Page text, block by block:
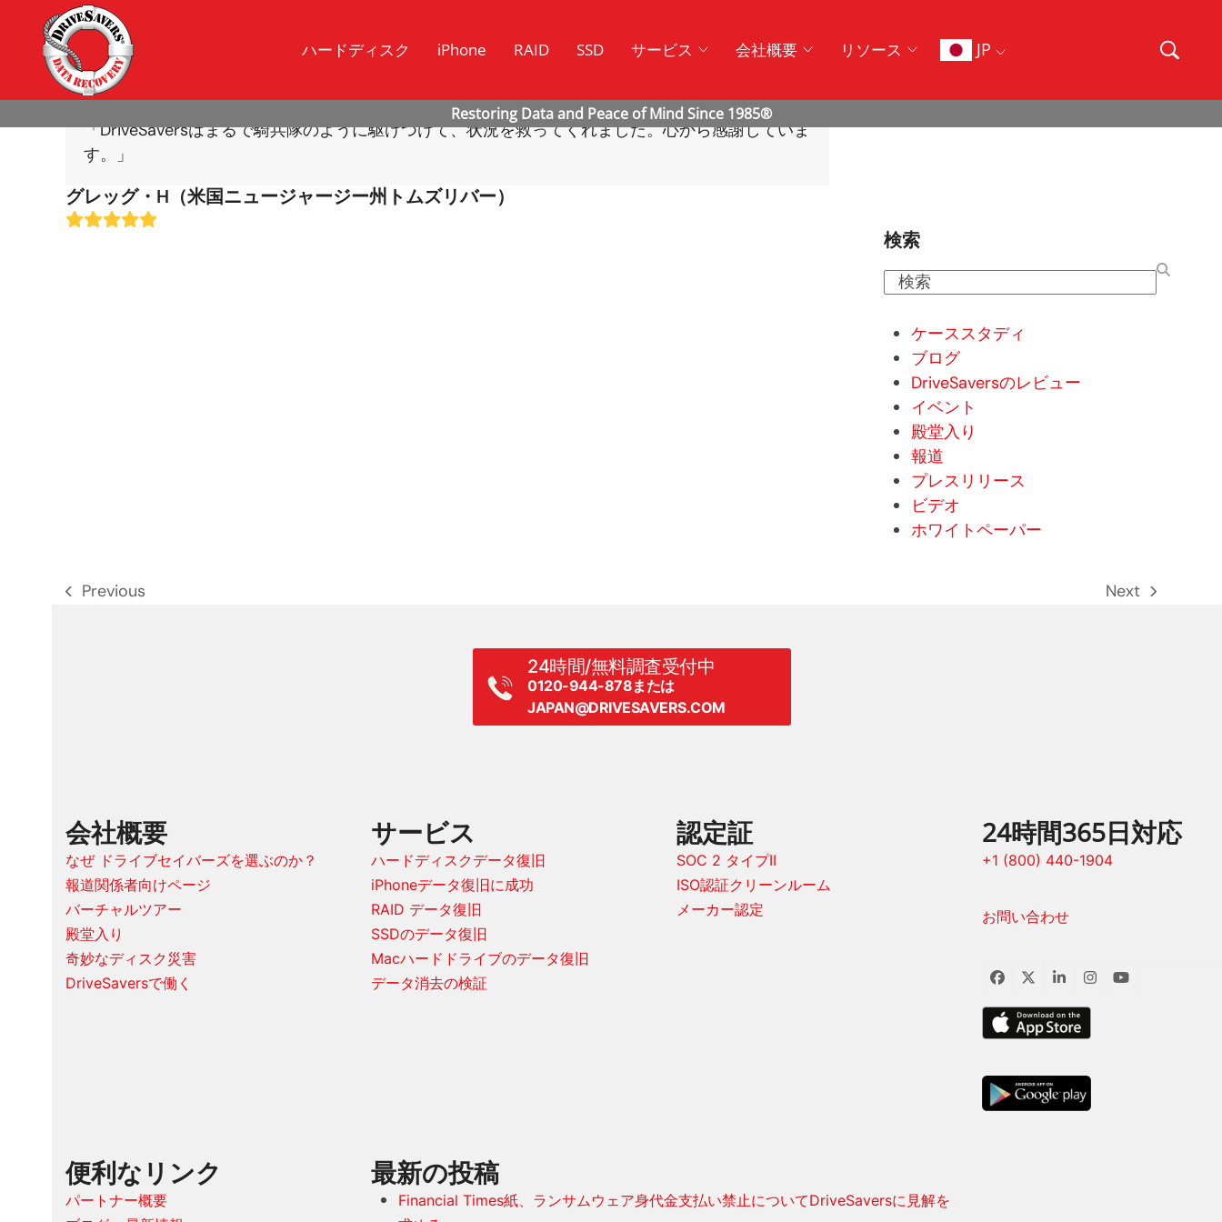
ハードディスク iPhone RAID SSD サービス 会社概要 リソース JP
「DriveSaversはまるで騎兵隊のように駆けつけて、状況を救ってくれました。心から感謝していま
す。」
グレッグ・H（米国ニュージャージー州トムズリバー）
Rating:
検索
検
ケーススタディ
ブログ
DriveSaversのレビュー
イベント
殿堂入り
報道
プレスリリース
ビデオ
ホワイトペーパー
前 Previous
次
Next
24時間/無料調査受付中
0120-944-878または
JAPAN@DRIVESAVERS.COM
会社概要
なぜ ドライブセイバーズを選ぶのか？
報道関係者向けページ
バーチャルツアー
殿堂入り
奇妙なディスク災害
DriveSaversで働く
サービス
ハードディスクデータ復旧
iPhoneデータ復旧に成功
RAID データ復旧
SSDのデータ復旧
Macハードドライブのデータ復旧
データ消去の検証
認定証
SOC 2 タイプII
ISO認証クリーンルーム
メーカー認定
24時間365日対応
+1 (800) 440-1904
お問い合わせ
フ
イ
ス
ブ
ツ
ッ
タ
ー
LinkedIn
イ
ス
グ
ユ
便利なリンク
パートナー概要
最新の投稿
Financial Times紙、ランサムウェア身代金支払い禁止についてDriveSaversに見解を